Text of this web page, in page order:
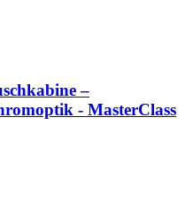
–
- MasterClass